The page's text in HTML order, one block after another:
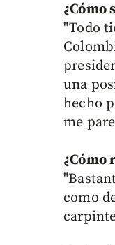
¿Cómo
"Todo
una
hecho
me
¿Cómo
como